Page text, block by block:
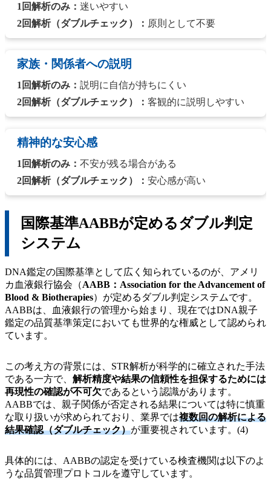
1回解析のみ： 迷いやすい
2回解析（ダブルチェック）： 原則として不要
家族・関係者への説明
1回解析のみ： 説明に自信が持ちにくい
2回解析（ダブルチェック）： 客観的に説明しやすい
精神的な安心感
1回解析のみ： 不安が残る場合がある
2回解析（ダブルチェック）： 安心感が高い
国際基準AABBが定めるダブル判定
システム
DNA鑑定の国際基準として広く知られているのが、アメリ
カ血液銀行協会（AABB：Association for the Advancement of
Blood & Biotherapies）が定めるダブル判定システムです。
AABBは、血液銀行の管理から始まり、現在ではDNA親子
鑑定の品質基準策定においても世界的な権威として認められ
ています。
この考え方の背景には、STR解析が科学的に確立された手法
である一方で、 解析精度や結果の信頼性を担保するためには
再現性の確認が不可欠であるという認識があります。
AABBでは、親子関係が否定される結果については特に慎重
な取り扱いが求められており、業界では複数回の解析による
結果確認（ダブルチェック）が重要視されています。(4)
具体的には、AABBの認定を受けている検査機関は以下のよ
うな品質管理プロトコルを遵守しています。